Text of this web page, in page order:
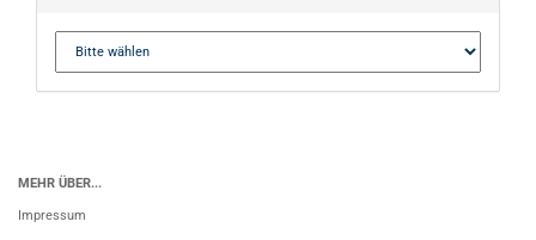
MEHR ÜBER...
Impressum